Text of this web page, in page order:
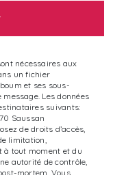
nécessaires aux
un fichier
et ses sous-
Les données
suivants:
Saussan
de droits d’accès,
limitation,
à tout moment et du
autorité de contrôle,
mortem. Vous